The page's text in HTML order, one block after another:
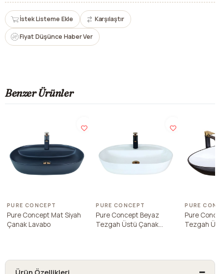
İstek Listeme Ekle Karşılaştır
Fiyat Düşünce Haber Ver
Benzer Ürünler
PURE CONCEPT
Pure Concept Mat Siyah
Çanak Lavabo
PURE CONCEPT
Pure Concept Beyaz
Tezgah Üstü Çanak
PURE
Pure
Tezgah